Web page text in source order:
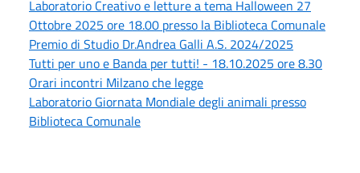
Laboratorio Creativo e letture a tema Halloween 27
Ottobre 2025 ore 18.00 presso la Biblioteca Comunale
Premio di Studio Dr.Andrea Galli A.S. 2024/2025
Tutti per uno e Banda per tutti! - 18.10.2025 ore 8.30
Orari incontri Milzano che legge
Laboratorio Giornata Mondiale degli animali presso
Biblioteca Comunale